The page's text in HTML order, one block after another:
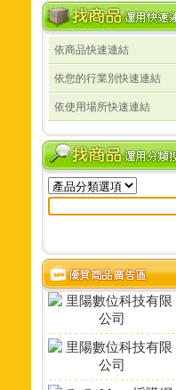
依商品快速連結
依您的行業別快速連結
依使用場所快速連結